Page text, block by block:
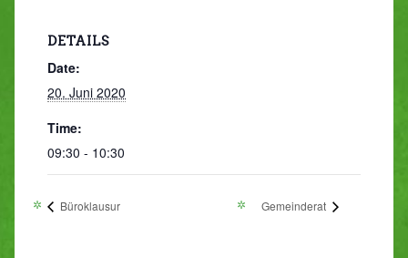
DETAILS
Date:
20. Juni 2020
Time:
09:30 - 10:30
Büroklausur Gemeinderat